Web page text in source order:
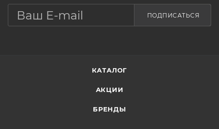
Стимулирует обмен в тканях и клетках,
дополнительно минерализирует клетки кожи,
ПОДПИСАТЬСЯ
КАТАЛОГ
АКЦИИ
БРЕНДЫ